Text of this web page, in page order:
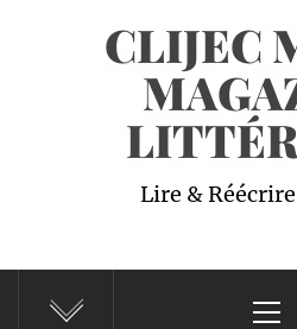
CLIJEC
Lire &